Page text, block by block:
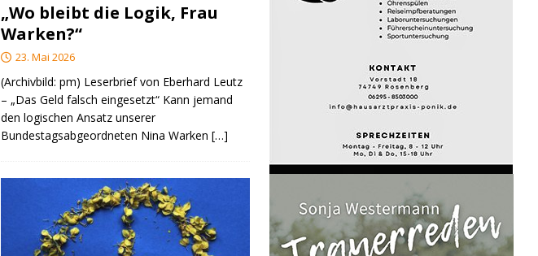
„Wo bleibt die Logik, Frau
Warken?“
23. Mai 2026
(Archivbild: pm) Leserbrief von Eberhard Leutz
– „Das Geld falsch eingesetzt“ Kann jemand
den logischen Ansatz unserer
Bundestagsabgeordneten Nina Warken[…]